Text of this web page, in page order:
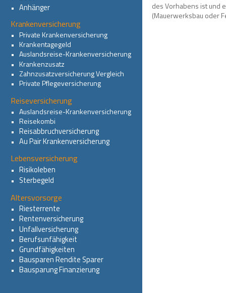
• Anhänger
Krankenversicherung
• Private Krankenversicherung
• Krankentagegeld
• Auslandsreise-Krankenversicherung
• Krankenzusatz
• Zahnzusatzversicherung Vergleich
• Private Pflegeversicherung
Reiseversicherung
• Auslandsreise-Krankenversicherung
• Reisekombi
• Reisabbruchversicherung
• Au Pair Krankenversicherung
Lebensversicherung
• Risikoleben
• Sterbegeld
Altersvorsorge
• Riesterrente
• Rentenversicherung
• Unfallversicherung
• Berufsunfähigkeit
• Grundfähigkeiten
• Bausparen Rendite Sparer
• Bausparung Finanzierung
des Vorhabens ist und
(Mauerwerksbau oder